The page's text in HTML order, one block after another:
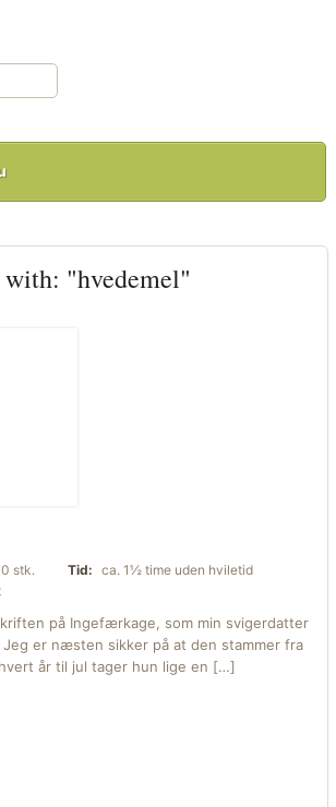
with: "hvedemel"
stk. Tid: ca. 1½ time uden hviletid
på Ingefærkage, som min svigerdatter
er næsten sikker på at den stammer fra
år til jul tager hun lige en […]